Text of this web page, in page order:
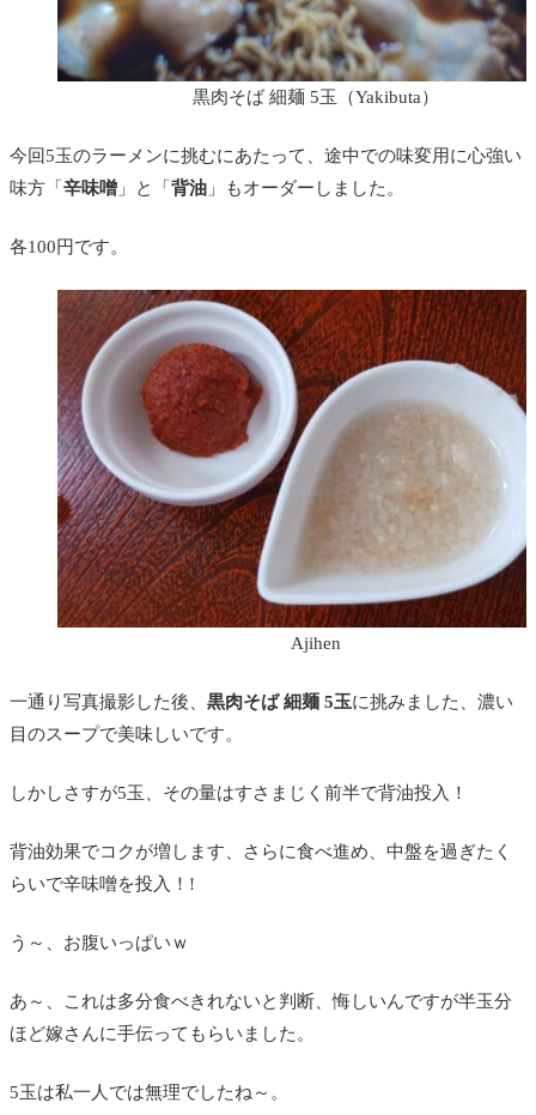
黒肉そば 細麺 5玉（Yakibuta）
今回5玉のラーメンに挑むにあたって、途中での味変用に心強い
味方「 辛味噌 」と「 背油 」もオーダーしました。
各100円です。
Ajihen
一通り写真撮影した後、 黒肉そば 細麺 5玉に挑みました、濃い
目のスープで美味しいです。
しかしさすが5玉、その量はすさまじく前半で背油投入！
背油効果でコクが増します、さらに食べ進め、中盤を過ぎたく
らいで辛味噌を投入！!
う～、お腹いっぱいｗ
あ～、これは多分食べきれないと判断、悔しいんですが半玉分
ほど嫁さんに手伝ってもらいました。
5玉は私一人では無理でしたね～。